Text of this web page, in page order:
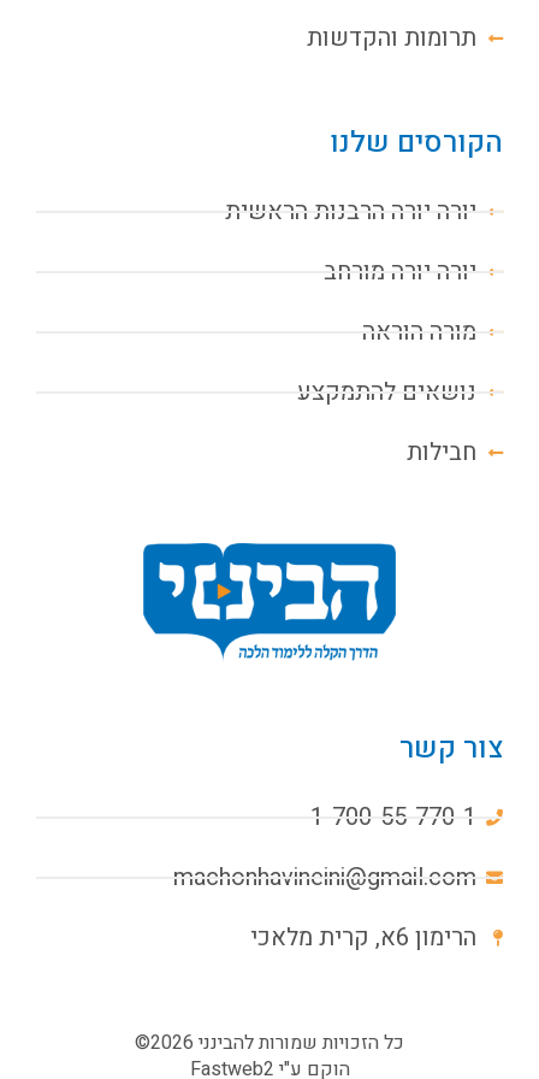
תרומות והקדשות
הקורסים שלנו
יורה יורה הרבנות הראשית
יורה יורה מורחב
מורה הוראה
נושאים להתמקצע
חבילות
צור קשר
1-700-55-770-1
machonhavineini@gmail.com
הרימון 6א, קרית מלאכי
כל הזכויות שמורות להבינני 2026©
הוקם ע"י Fastweb2